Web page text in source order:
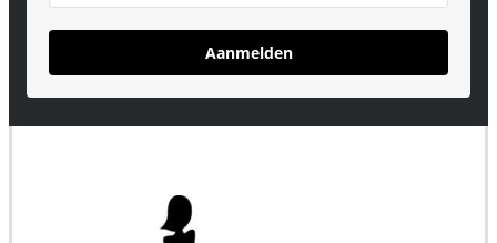
Aanmelden